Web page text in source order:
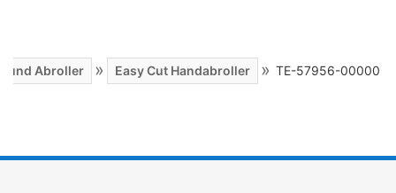
und Abroller » Easy Cut Handabroller » TE-57956-00000